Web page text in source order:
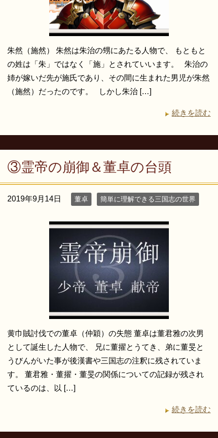
朱然（施然） 朱然は朱治の甥にあたる人物で、 もともと
の姓は「朱」ではなく「施」とされていいます。 朱治の
姉が嫁いだ先が施氏であり、その間に生まれた男児が朱然
（施然）だったのです。 しかし朱治 […]
続きを読む
③霊帝の崩御＆董卓の台頭
2019年9月14日 董卓 簡単に理解できる三国志の世界
黄巾賊討伐での董卓（仲穎）の失態 董卓は董君雅の次男
として誕生した人物で、 兄に董擢とうてき、弟に董旻と
うびんがいた事が後漢書や三国志の注釈に残されていま
す。 董君雅・董擢・董旻の関係についての記録が残され
ているのは、以 […]
続きを読む